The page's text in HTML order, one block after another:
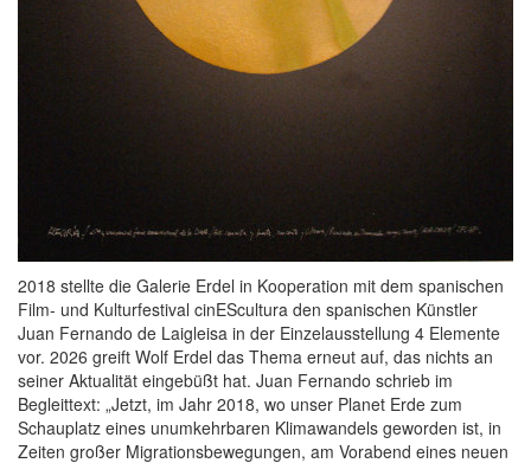
2018 stellte die Galerie Erdel in Kooperation mit dem spanischen
Film- und Kulturfestival cinEScultura den spanischen Künstler
Juan Fernando de Laigleisa in der Einzelausstellung 4 Elemente
vor. 2026 greift Wolf Erdel das Thema erneut auf, das nichts an
seiner Aktualität eingebüßt hat. Juan Fernando schrieb im
Begleittext: „Jetzt, im Jahr 2018, wo unser Planet Erde zum
Schauplatz eines unumkehrbaren Klimawandels geworden ist, in
Zeiten großer Migrationsbewegungen, am Vorabend eines neuen